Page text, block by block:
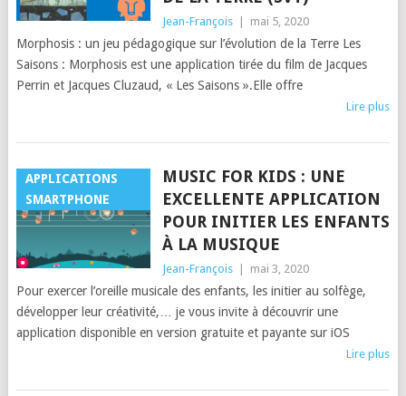
Jean-François mai 5, 2020
Morphosis : un jeu pédagogique sur l’évolution de la Terre Les
Saisons : Morphosis est une application tirée du film de Jacques
Perrin et Jacques Cluzaud, « Les Saisons ».Elle offre
Lire plus
APPLICATIONS
SMARTPHONE
MUSIC FOR KIDS : UNE
EXCELLENTE APPLICATION
POUR INITIER LES ENFANTS
À LA MUSIQUE
Jean-François mai 3, 2020
Pour exercer l’oreille musicale des enfants, les initier au solfège,
développer leur créativité,… je vous invite à découvrir une
application disponible en version gratuite et payante sur iOS
Lire plus